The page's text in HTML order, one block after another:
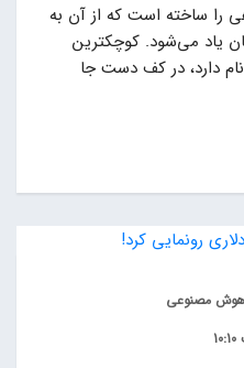
را ساخته است که از آن به
یاد می‌شود. کوچکترین
تلویزیون جهان که Tiny Tv 2 نام دارد، در کف دست جا
هوش مصنوعی